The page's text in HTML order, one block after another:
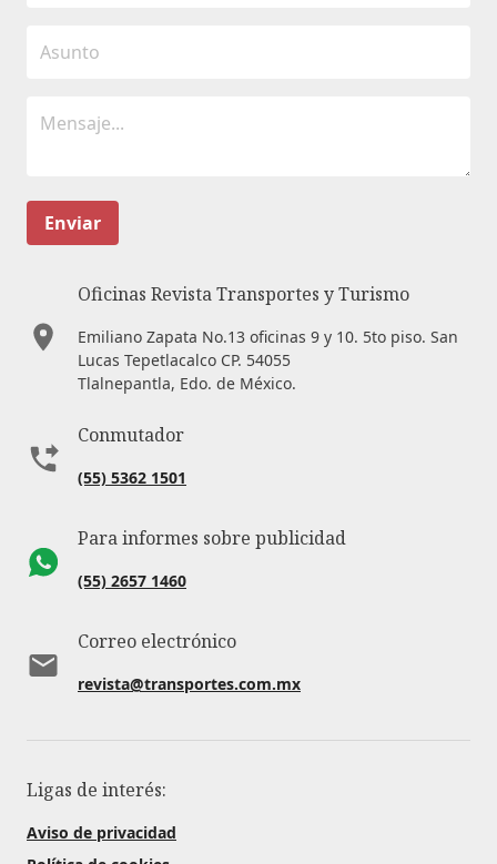
Enviar
Oficinas Revista Transportes y Turismo
Emiliano Zapata No.13 oficinas 9 y 10. 5to piso. San
Lucas Tepetlacalco CP. 54055
Tlalnepantla, Edo. de México.
Conmutador
(55) 5362 1501
Para informes sobre publicidad
(55) 2657 1460
Correo electrónico
revista@transportes.com.mx
Ligas de interés:
Aviso de privacidad